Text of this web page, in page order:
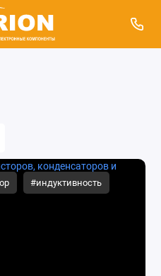
#индуктивность